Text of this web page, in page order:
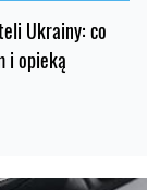
Ukrainy: co
i opieką